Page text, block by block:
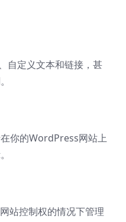
自定义文本和链接，甚
你的WordPress网站上
站控制权的情况下管理